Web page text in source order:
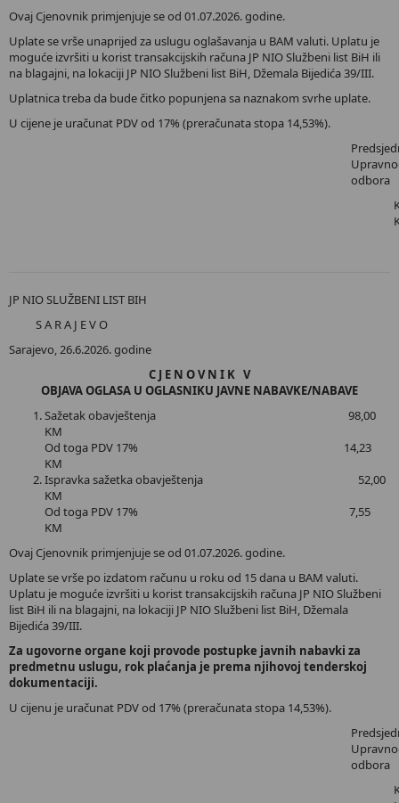
Ovaj Cjenovnik primjenjuje se od 01.07.2026. godine.
Uplate se vrše unaprijed za uslugu oglašavanja u BAM valuti. Uplatu je
moguće izvršiti u korist transakcijskih računa JP NIO Službeni list BiH ili
na blagajni, na lokaciji JP NIO Službeni list BiH, Džemala Bijedića 39/III.
Uplatnica treba da bude čitko popunjena sa naznakom svrhe uplate.
U cijene je uračunat PDV od 17% (preračunata stopa 14,53%).
odbora
JP NIO SLUŽBENI LIST BIH
S A R A J E V O
Sarajevo, 26.6.2026. godine
C J E N O V N I K V
OBJAVA OGLASA U OGLASNIKU JAVNE NABAVKE/NABAVE
Sažetak obavještenja 98,00
KM
Od toga PDV 17% 14,23
KM
Ispravka sažetka obavještenja 52,00
KM
Od toga PDV 17% 7,55
KM
Ovaj Cjenovnik primjenjuje se od 01.07.2026. godine.
Uplate se vrše po izdatom računu u roku od 15 dana u BAM valuti.
Uplatu je moguće izvršiti u korist transakcijskih računa JP NIO Službeni
list BiH ili na blagajni, na lokaciji JP NIO Službeni list BiH, Džemala
Bijedića 39/III.
Za ugovorne organe koji provode postupke javnih nabavki za
predmetnu uslugu, rok plaćanja je prema njihovoj tenderskoj
dokumentaciji.
U cijenu je uračunat PDV od 17% (preračunata stopa 14,53%).
odbora